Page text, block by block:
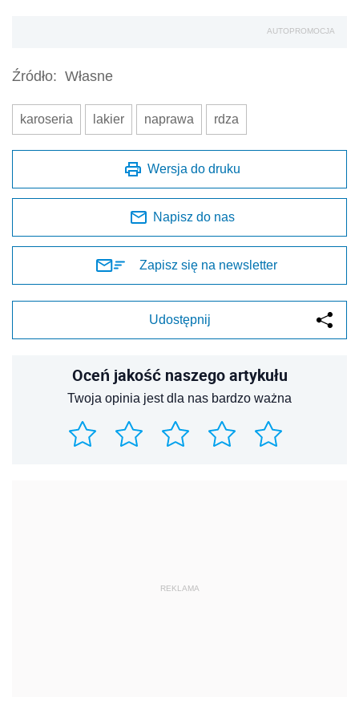
AUTOPROMOCJA
Źródło: Własne
karoseria lakier naprawa rdza
Wersja do druku
Napisz do nas
Zapisz się na newsletter
Udostępnij
Oceń jakość naszego artykułu
Twoja opinia jest dla nas bardzo ważna
REKLAMA